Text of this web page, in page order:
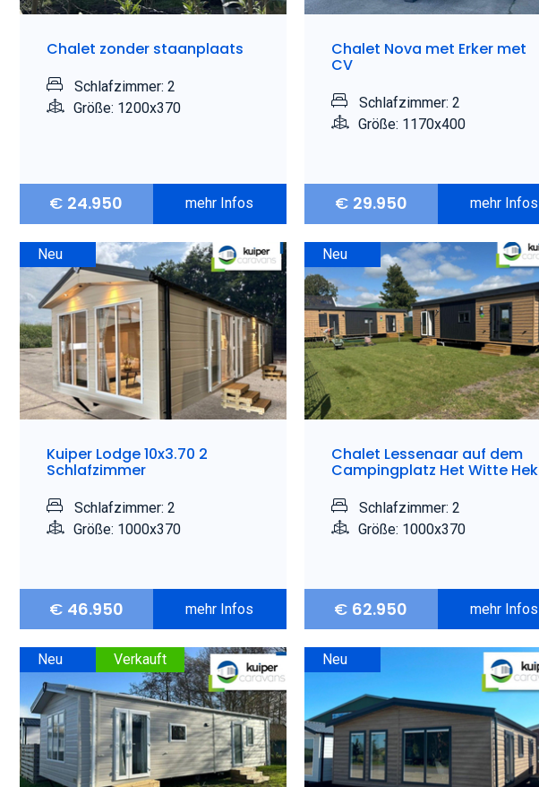
Chalet zonder staanplaats
Schlafzimmer: 2
Größe: 1200x370
€ 24.950 mehr Infos
Chalet Nova met Erker met
CV
Schlafzimmer: 2
Größe: 1170x400
€ 29.950 mehr Infos
Neu
Kuiper Lodge 10x3.70 2
Schlafzimmer
Schlafzimmer: 2
Größe: 1000x370
€ 46.950 mehr Infos
Neu
Chalet Lessenaar auf dem
Campingplatz Het Witte Hek
Schlafzimmer: 2
Größe: 1000x370
€ 62.950 mehr Infos
Neu Verkauft Neu